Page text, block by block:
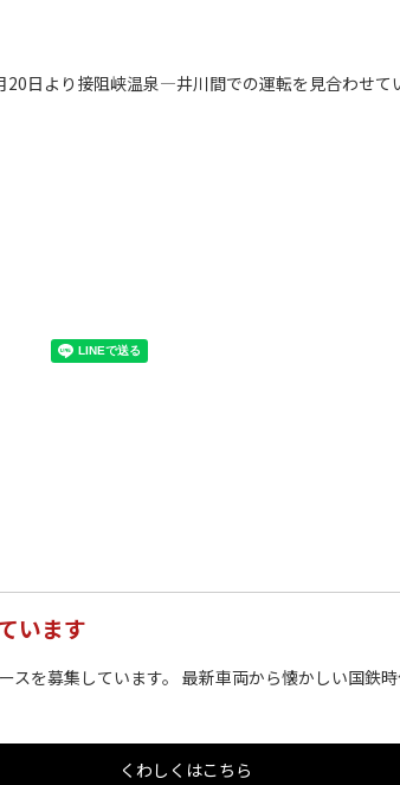
日より接阻峡温泉―井川間での運転を見合わせて
います
スを募集しています。 最新車両から懐かしい国鉄
くわしくはこちら